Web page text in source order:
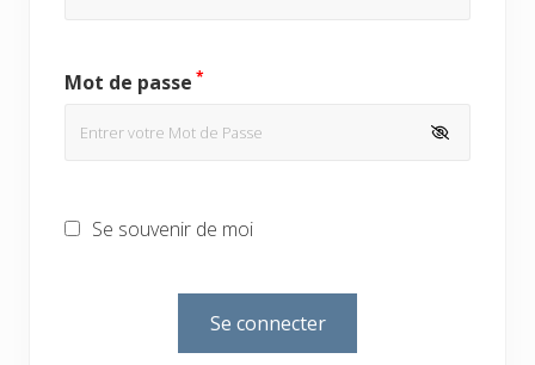
Mot de passe *
Se souvenir de moi